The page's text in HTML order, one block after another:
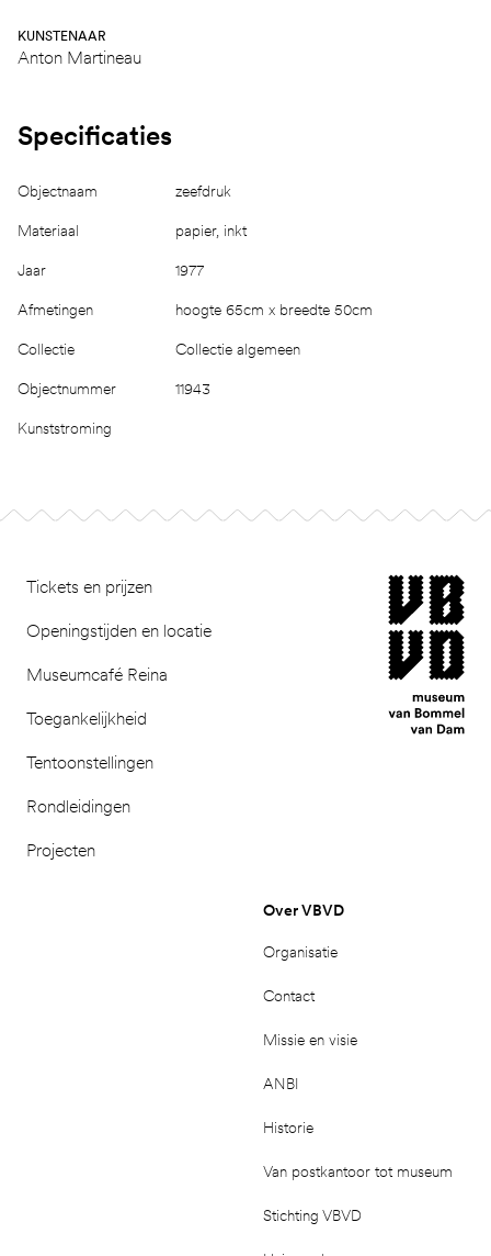
KUNSTENAAR
Anton Martineau
Specificaties
Objectnaam zeefdruk
Materiaal papier, inkt
Jaar 1977
Afmetingen hoogte 65cm x breedte 50cm
Collectie Collectie algemeen
Objectnummer 11943
Kunststroming
Tickets en prijzen
Openingstijden en locatie
Museumcafé Reina
Toegankelijkheid
Tentoonstellingen
Rondleidingen
Projecten
museum van
Over VBVD
Organisatie
Contact
Missie en visie
ANBI
Historie
Van postkantoor tot museum
Stichting VBVD